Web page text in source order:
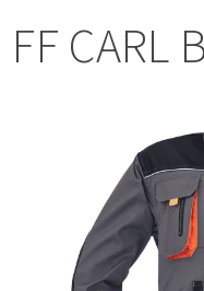
FF CARL